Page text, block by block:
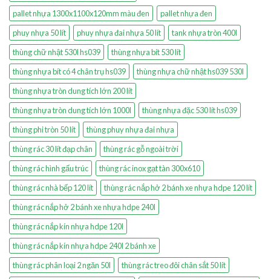
pallet nhựa 1300x1100x120mm màu đen
pallet nhựa đen
phuy nhựa 50 lít
phuy nhựa đai nhựa 50 lít
tank nhựa tròn 400l
thùng chữ nhật 530l hs039
thùng nhựa bít 530 lít
thùng nhựa bít có 4 chân trụ hs039
thùng nhựa chữ nhật hs039 530l
thùng nhựa tròn dung tích lớn 200 lít
thùng nhựa tròn dung tích lớn 1000l
thùng nhựa đặc 530 lít hs039
thùng phi tròn 50 lít
thùng phuy nhựa đai nhựa
thùng rác 30 lít đạp chân
thùng rác gỗ ngoài trời
thùng rác hình gấu trúc
thùng rác inox gạt tàn 300x610
thùng rác nhà bếp 120 lít
thùng rác nắp hở 2 bánh xe nhựa hdpe 120 lít
thùng rác nắp hở 2 bánh xe nhựa hdpe 240l
thùng rác nắp kín nhựa hdpe 120l
thùng rác nắp kín nhựa hdpe 240l 2 bánh xe
thùng rác phân loại 2 ngăn 50l
thùng rác treo đôi chân sắt 50 lít